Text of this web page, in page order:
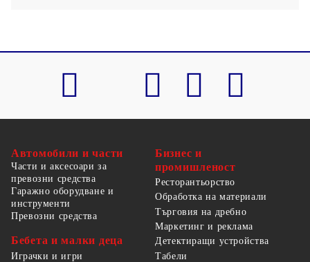
Автомобили и части
Части и аксесоари за
превозни средства
Гаражно оборудване и
инструменти
Превозни средства
Бебета и малки деца
Играчки и игри
Бизнес и
промишленост
Ресторантьорство
Обработка на материали
Търговия на дребно
Маркетинг и реклама
Детектиращи устройства
Табели